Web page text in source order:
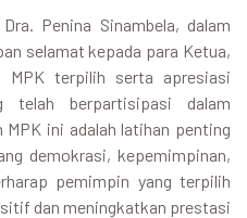
Penina Sinambela, dalam
selamat kepada para Ketua,
MPK terpilih serta apresiasi
telah berpartisipasi dalam
MPK ini adalah latihan penting
demokrasi, kepemimpinan,
pemimpin yang terpilih
dan meningkatkan prestasi